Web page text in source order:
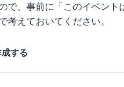
で、事前に「このイベント
考えておいてください。
する